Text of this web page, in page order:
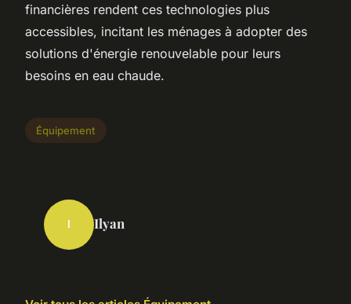
financières rendent ces technologies plus
accessibles, incitant les ménages à adopter des
solutions d'énergie renouvelable pour leurs
besoins en eau chaude.
Équipement
I Ilyan